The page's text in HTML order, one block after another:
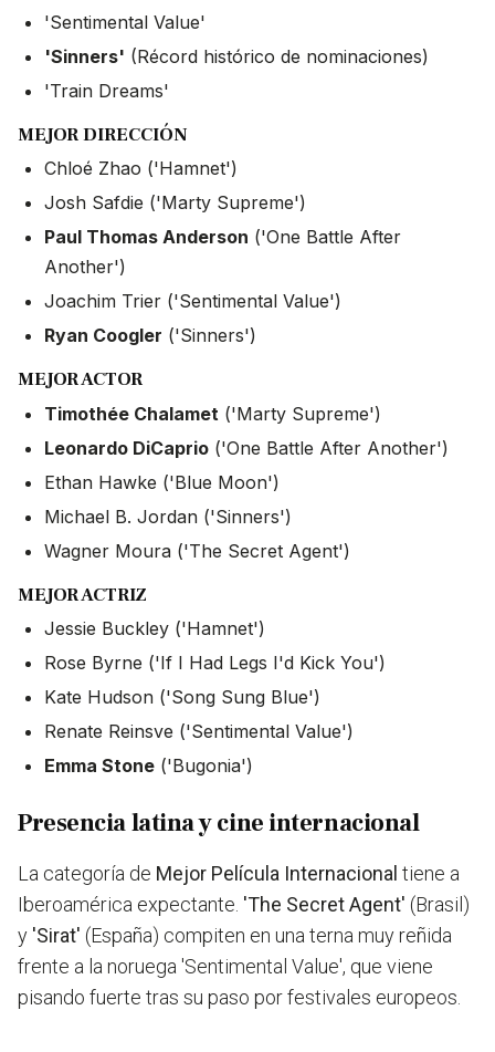
'Sentimental Value'
'Sinners' (Récord histórico de nominaciones)
'Train Dreams'
MEJOR DIRECCIÓN
Chloé Zhao ('Hamnet')
Josh Safdie ('Marty Supreme')
Paul Thomas Anderson ('One Battle After
Another')
Joachim Trier ('Sentimental Value')
Ryan Coogler ('Sinners')
MEJOR ACTOR
Timothée Chalamet ('Marty Supreme')
Leonardo DiCaprio ('One Battle After Another')
Ethan Hawke ('Blue Moon')
Michael B. Jordan ('Sinners')
Wagner Moura ('The Secret Agent')
MEJOR ACTRIZ
Jessie Buckley ('Hamnet')
Rose Byrne ('If I Had Legs I'd Kick You')
Kate Hudson ('Song Sung Blue')
Renate Reinsve ('Sentimental Value')
Emma Stone ('Bugonia')
Presencia latina y cine internacional
La categoría de Mejor Película Internacional tiene a
Iberoamérica expectante. 'The Secret Agent' (Brasil)
y 'Sirat' (España) compiten en una terna muy reñida
frente a la noruega 'Sentimental Value', que viene
pisando fuerte tras su paso por festivales europeos.